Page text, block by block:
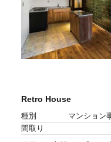
Retro House
種別
マンション
間取り